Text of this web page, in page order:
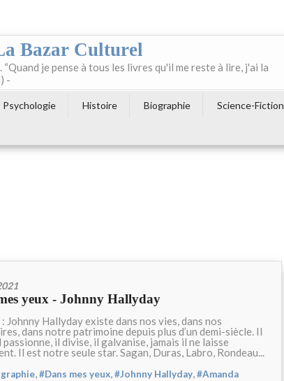
Bazar Culturel
je pense à tous les livres qu'il me reste à lire, j'ai la
-
Psychologie Histoire Biographie Science-Fiction
yeux - Johnny Hallyday
: Johnny Hallyday existe dans nos vies, dans nos
dans notre patrimoine depuis plus d’un demi-siècle. Il
passionne, il divise, il galvanise, jamais il ne laisse
Il est notre seule star. Sagan, Duras, Labro, Rondeau...
,#Dans mes yeux,#Johnny Hallyday,#Amanda